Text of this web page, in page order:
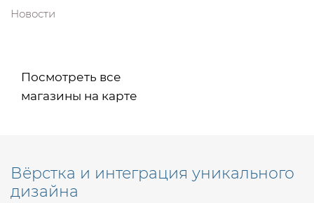
Новости
Посмотреть все
магазины на карте
Вёрстка и интеграция уникального
дизайна